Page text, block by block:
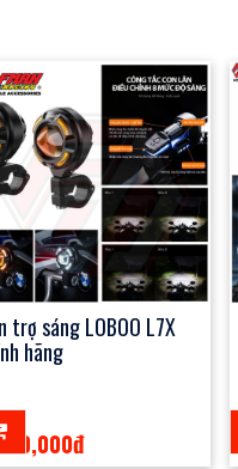
trợ sáng LOBOO L7X
hãng